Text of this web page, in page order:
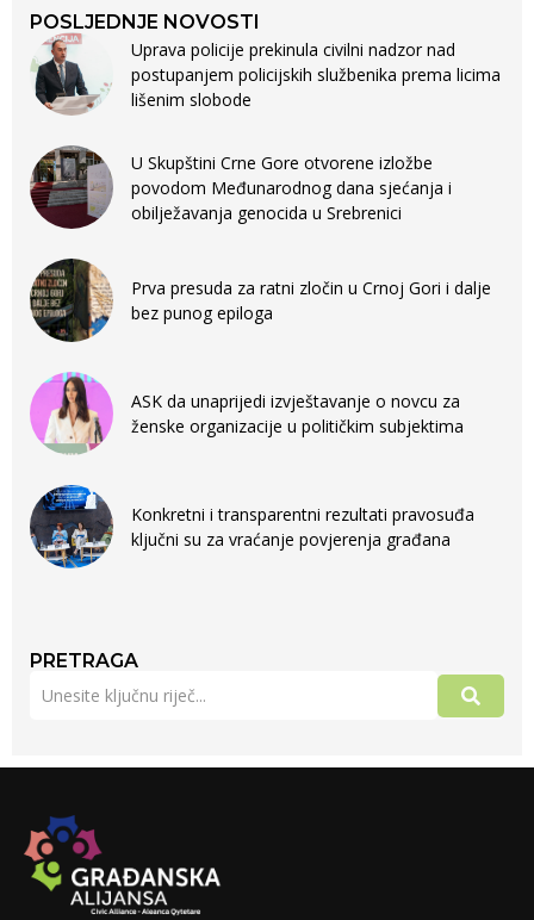
POSLJEDNJE NOVOSTI
Uprava policije prekinula civilni nadzor nad
postupanjem policijskih službenika prema licima
lišenim slobode
U Skupštini Crne Gore otvorene izložbe
povodom Međunarodnog dana sjećanja i
obilježavanja genocida u Srebrenici
Prva presuda za ratni zločin u Crnoj Gori i dalje
bez punog epiloga
ASK da unaprijedi izvještavanje o novcu za
ženske organizacije u političkim subjektima
Konkretni i transparentni rezultati pravosuđa
ključni su za vraćanje povjerenja građana
PRETRAGA